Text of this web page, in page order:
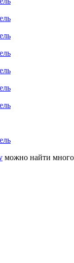
можно найти